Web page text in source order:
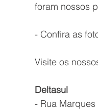
foram nossos
- Confira as
Visite os
Deltasul
- Rua